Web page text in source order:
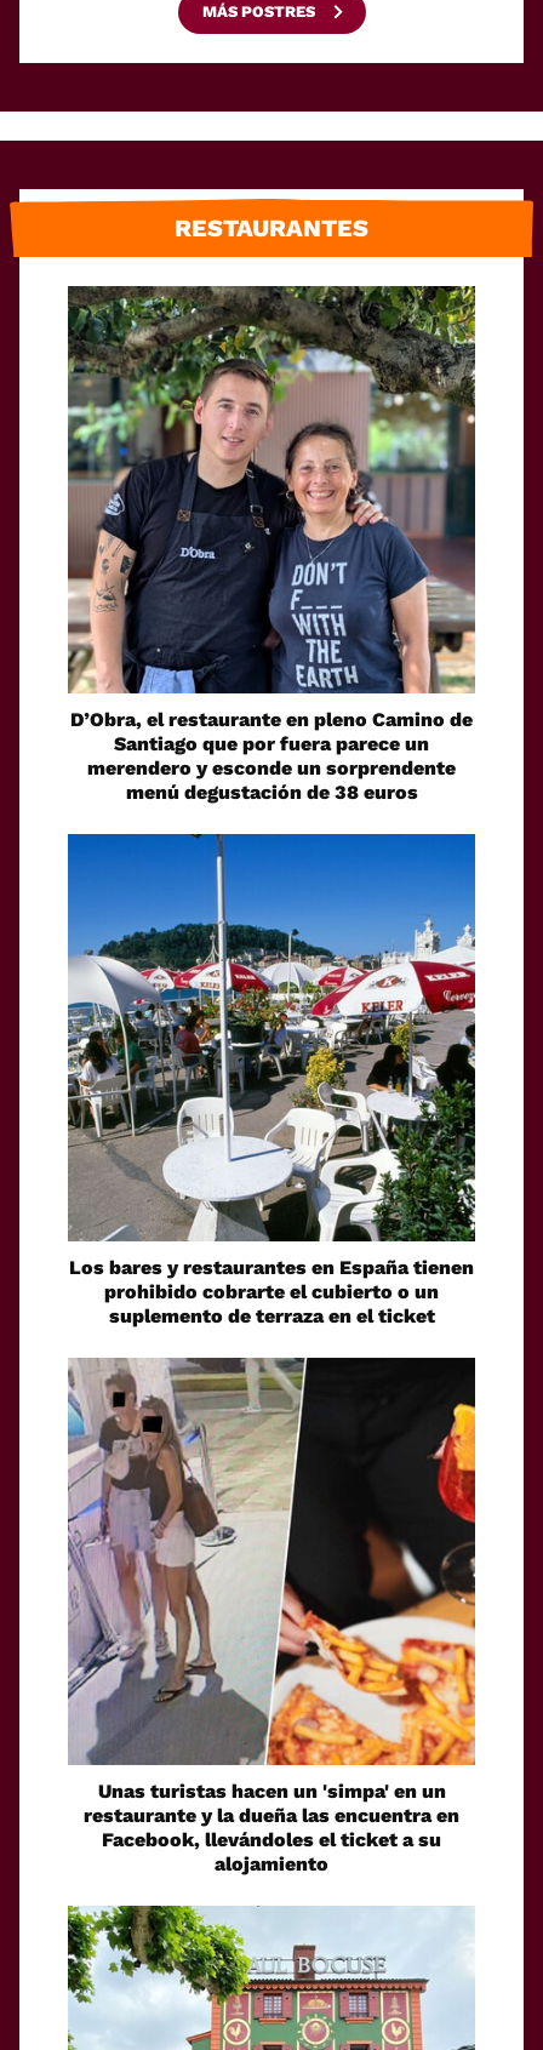
MÁS POSTRES
RESTAURANTES
D’Obra, el restaurante en pleno Camino de
Santiago que por fuera parece un
merendero y esconde un sorprendente
menú degustación de 38 euros
Los bares y restaurantes en España tienen
prohibido cobrarte el cubierto o un
suplemento de terraza en el ticket
Unas turistas hacen un 'simpa' en un
restaurante y la dueña las encuentra en
Facebook, llevándoles el ticket a su
alojamiento